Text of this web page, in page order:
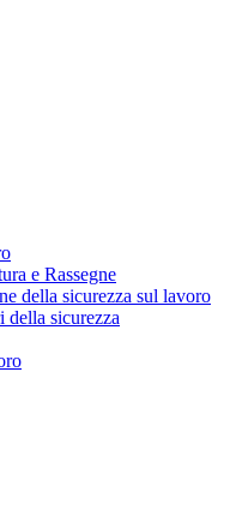
e Rassegne
della sicurezza sul lavoro
della sicurezza